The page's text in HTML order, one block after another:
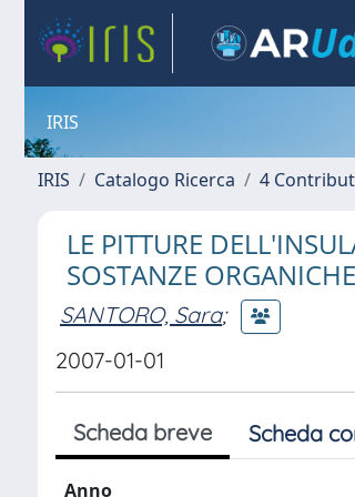
IRIS
IRIS Catalogo Ricerca 4
LE PITTURE
SOSTANZE ORGANICHE
SANTORO, Sara;
2007-01-01
Scheda breve Scheda
Anno